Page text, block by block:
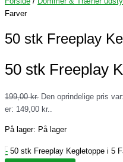
Farver
50 stk Freeplay
50 stk Freeplay
199,00kr. Den oprindelige pris
er: 149,00 kr..
På lager: På lager
- 50 stk Freeplay Kegletoppe i 5